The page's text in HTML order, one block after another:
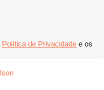
Política de Privacidade e os